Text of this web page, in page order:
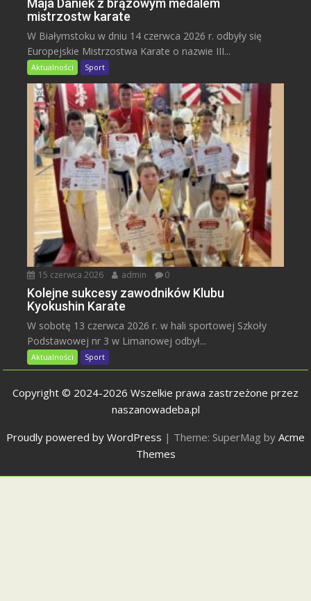
mistrzostw karate
W Białymstoku w dniu 14 czerwca 2026 r. odbyły się
Europejskie Mistrzostwa Karate o nazwie III...
Aktualności Sport
15 czerwca 2026 admin 0
Kolejne sukcesy zawodników Klubu
Kyokushin Karate
W sobotę 13 czerwca 2026 r. w hali sportowej Szkoły
Podstawowej nr 3 w Limanowej odbył...
Aktualności Sport
Copyright © 2024-2026 Wszelkie prawa zastrzeżone przez
naszanowadeba.pl
Proudly powered by WordPress | Theme: SuperMag by Acme
Themes